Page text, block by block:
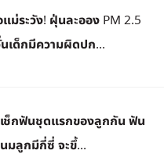
ม่ระวัง! ฝุ่นละออง PM 2.5
เด็กมีความผิดปก...
ช็กฟันชุดแรกของลูกกัน ฟัน
มลูกมีกี่ซี่ จะขึ้...